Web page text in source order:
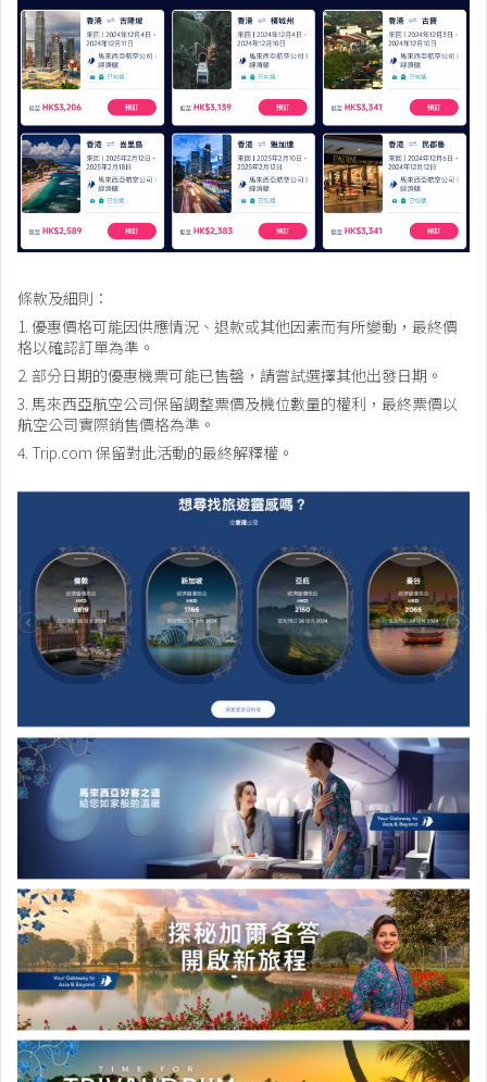
條款及細則：
1. 優惠價格可能因供應情況、退款或其他因素而有所變動，最終價
格以確認訂單為準。
2. 部分日期的優惠機票可能已售罄，請嘗試選擇其他出發日期。
3. 馬來西亞航空公司保留調整票價及機位數量的權利，最終票價以
航空公司實際銷售價格為準。
4. Trip.com 保留對此活動的最終解釋權。